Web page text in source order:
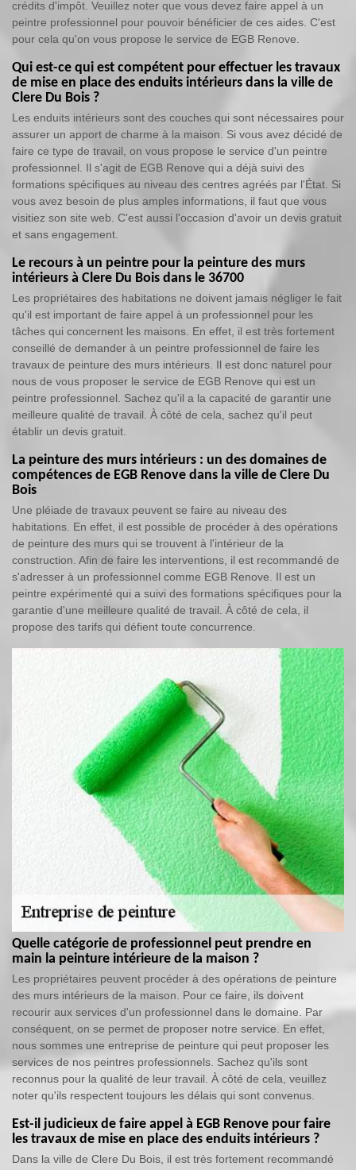
crédits d'impôt. Veuillez noter que vous devez faire appel à un
peintre professionnel pour pouvoir bénéficier de ces aides. C'est
pour cela qu'on vous propose le service de EGB Renove.
Qui est-ce qui est compétent pour effectuer les travaux
de mise en place des enduits intérieurs dans la ville de
Clere Du Bois ?
Les enduits intérieurs sont des couches qui sont nécessaires pour
assurer un apport de charme à la maison. Si vous avez décidé de
faire ce type de travail, on vous propose le service d'un peintre
professionnel. Il s'agit de EGB Renove qui a déjà suivi des
formations spécifiques au niveau des centres agréés par l'État. Si
vous avez besoin de plus amples informations, il faut que vous
visitiez son site web. C'est aussi l'occasion d'avoir un devis gratuit
et sans engagement.
Le recours à un peintre pour la peinture des murs
intérieurs à Clere Du Bois dans le 36700
Les propriétaires des habitations ne doivent jamais négliger le fait
qu'il est important de faire appel à un professionnel pour les
tâches qui concernent les maisons. En effet, il est très fortement
conseillé de demander à un peintre professionnel de faire les
travaux de peinture des murs intérieurs. Il est donc naturel pour
nous de vous proposer le service de EGB Renove qui est un
peintre professionnel. Sachez qu'il a la capacité de garantir une
meilleure qualité de travail. À côté de cela, sachez qu'il peut
établir un devis gratuit.
La peinture des murs intérieurs : un des domaines de
compétences de EGB Renove dans la ville de Clere Du
Bois
Une pléiade de travaux peuvent se faire au niveau des
habitations. En effet, il est possible de procéder à des opérations
de peinture des murs qui se trouvent à l'intérieur de la
construction. Afin de faire les interventions, il est recommandé de
s'adresser à un professionnel comme EGB Renove. Il est un
peintre expérimenté qui a suivi des formations spécifiques pour la
garantie d'une meilleure qualité de travail. À côté de cela, il
propose des tarifs qui défient toute concurrence.
Quelle catégorie de professionnel peut prendre en
main la peinture intérieure de la maison ?
Les propriétaires peuvent procéder à des opérations de peinture
des murs intérieurs de la maison. Pour ce faire, ils doivent
recourir aux services d'un professionnel dans le domaine. Par
conséquent, on se permet de proposer notre service. En effet,
nous sommes une entreprise de peinture qui peut proposer les
services de nos peintres professionnels. Sachez qu'ils sont
reconnus pour la qualité de leur travail. À côté de cela, veuillez
noter qu'ils respectent toujours les délais qui sont convenus.
Est-il judicieux de faire appel à EGB Renove pour faire
les travaux de mise en place des enduits intérieurs ?
Dans la ville de Clere Du Bois, il est très fortement recommandé